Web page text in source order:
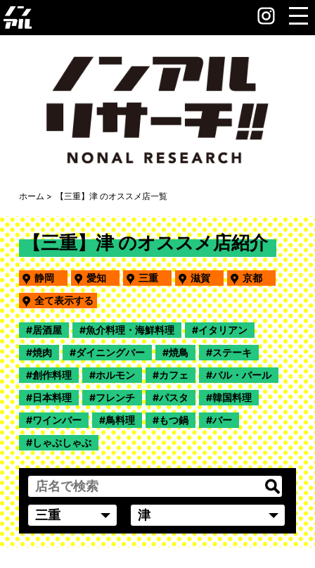
ホーム 【三重】津 のオススメ店一覧
【三重】津 のオススメ店紹介
静岡 愛知 三重 滋賀
京都
全て表示する
居酒屋 魚介料理・海鮮料理
イタリアン
焼肉
ダイニングバー 焼鳥
ステーキ
創作料理
ホルモン カフェ
バル・バール
日本料理
フレンチ パスタ
韓国料理
ワインバー
鳥料理 もつ鍋
バー
しゃぶしゃぶ